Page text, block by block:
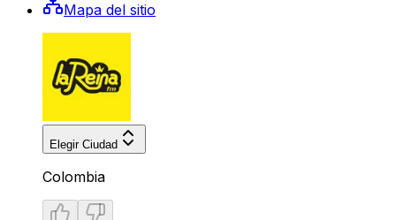
Mapa del sitio
Elegir Ciudad
Colombia